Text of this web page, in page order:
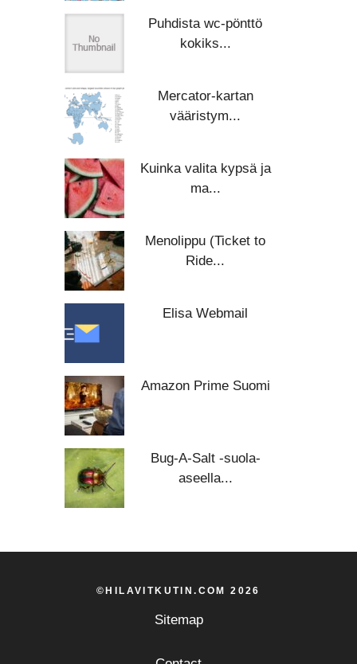
Puhdista wc-pönttö
kokiks...
Mercator-kartan
vääristym...
Kuinka valita kypsä ja
ma...
Menolippu (Ticket to
Ride...
Elisa Webmail
Amazon Prime Suomi
Bug-A-Salt -suola-
aseella...
©HILAVITKUTIN.COM 2026
Sitemap